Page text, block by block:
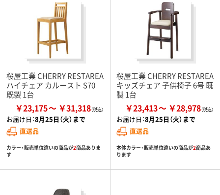
桜屋工業 CHERRY RESTAREA
ハイチェア カルースト S70
既製 1台
￥23,175 ￥31,318
お届け日：8月25日（火）まで
直送品
カラー・販売単位違いの商品が2商品ありま
す
桜屋工業 CHERRY RESTAREA
キッズチェア 子供椅子 6号 既
製 1台
￥23,413 ￥28,978
お届け日：8月25日（火）まで
直送品
本体カラー・販売単位違いの商品が2商品あ
ります